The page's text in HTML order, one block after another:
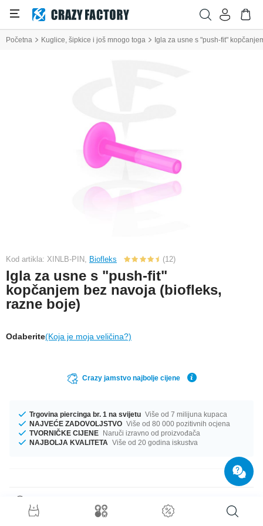
Početna Kuglice, šipkice i još mnogo toga Igla za usne s "push-fit"
Kod artikla: XINLB-PIN, Biofleks (12)
Igla za usne s "push-fit"
kopčanjem bez navoja (biofleks,
razne boje)
Odaberite(Koja je moja veličina?)
Crazy jamstvo najbolje cijene
Trgovina piercinga br. 1 na svijetu Više od 7 milijuna kupaca
NAJVEĆE ZADOVOLJSTVO Više od 80 000 pozitivnih ocjena
TVORNIČKE CIJENE Naruči izravno od proizvođača
NAJBOLJA KVALITETA Više od 20 godina iskustva
Bioflex is hip! Highly flexible, it adjusts comfortably to your piercing and is